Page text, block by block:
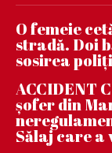
O femeie
stradă. Doi
sosirea
ACCIDENT
șofer din
Sălaj care